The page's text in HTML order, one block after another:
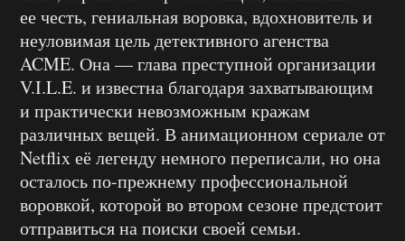
ее честь, гениальная воровка, вдохновитель и
неуловимая цель детективного агенства
ACME. Она — глава преступной организации
V.I.L.E. и известна благодаря захватывающим
и практически невозможным кражам
различных вещей. В анимационном сериале от
Netflix её легенду немного переписали, но она
осталось по-прежнему профессиональной
воровкой, которой во втором сезоне предстоит
отправиться на поиски своей семьи.